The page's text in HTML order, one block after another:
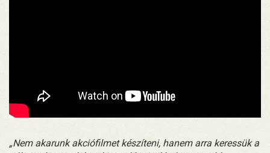
„Nem akarunk akciófilmet készíteni, hanem arra keressük a